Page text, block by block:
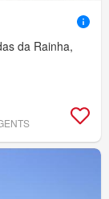
da Rainha,